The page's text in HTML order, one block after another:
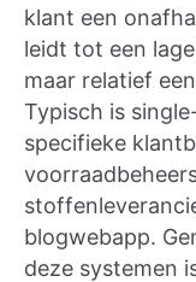
klant een
leidt tot een
maar relatief
Typisch is
specifieke
blogwebapp.
deze systemen